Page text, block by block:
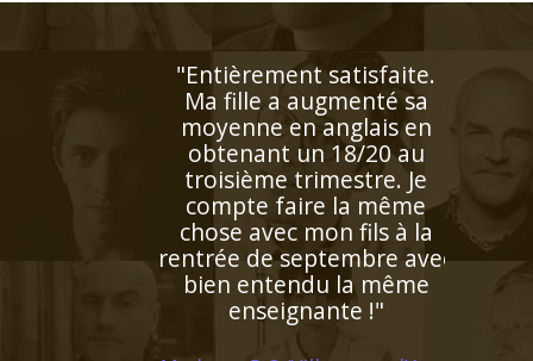
"Excellente professeur qui
s’applique énormément et
donne de très bons
résultats. Attentive,
patiente et de surcroît très
sympathique, elle a su
s'octroyer la confiance de
notre fille dès le premier
contact"
Madame G.F (Paris, élève en